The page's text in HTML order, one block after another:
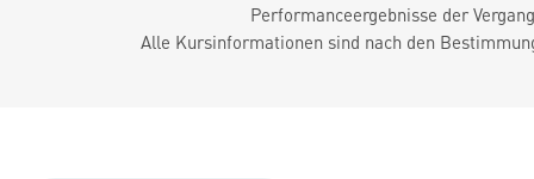
Performanceergebnisse der
Alle Kursinformationen sind nach den